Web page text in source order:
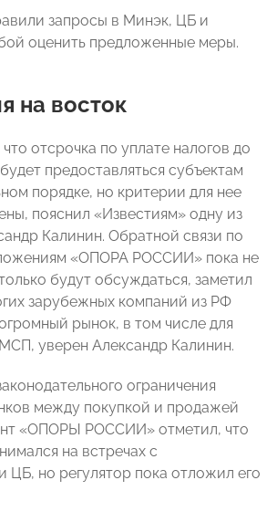
запросы в Минэк, ЦБ и
оценить предложенные меры.
на восток
отсрочка по уплате налогов до
предоставляться субъектам
порядке, но критерии для нее
, пояснил «Известиям» одну из
Калинин. Обратной связи по
«ОПОРА РОССИИ» пока не
будут обсуждаться, заметил
зарубежных компаний из РФ
рынок, в том числе для
уверен Александр Калинин.
ограничения
между покупкой и продажей
«ОПОРЫ РОССИИ» отметил, что
на встречах с
ЦБ, но регулятор пока отложил его